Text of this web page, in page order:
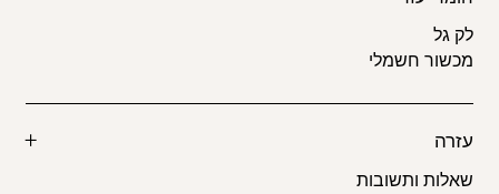
לק גל
מכשור חשמלי
עזרה
שאלות ותשובות